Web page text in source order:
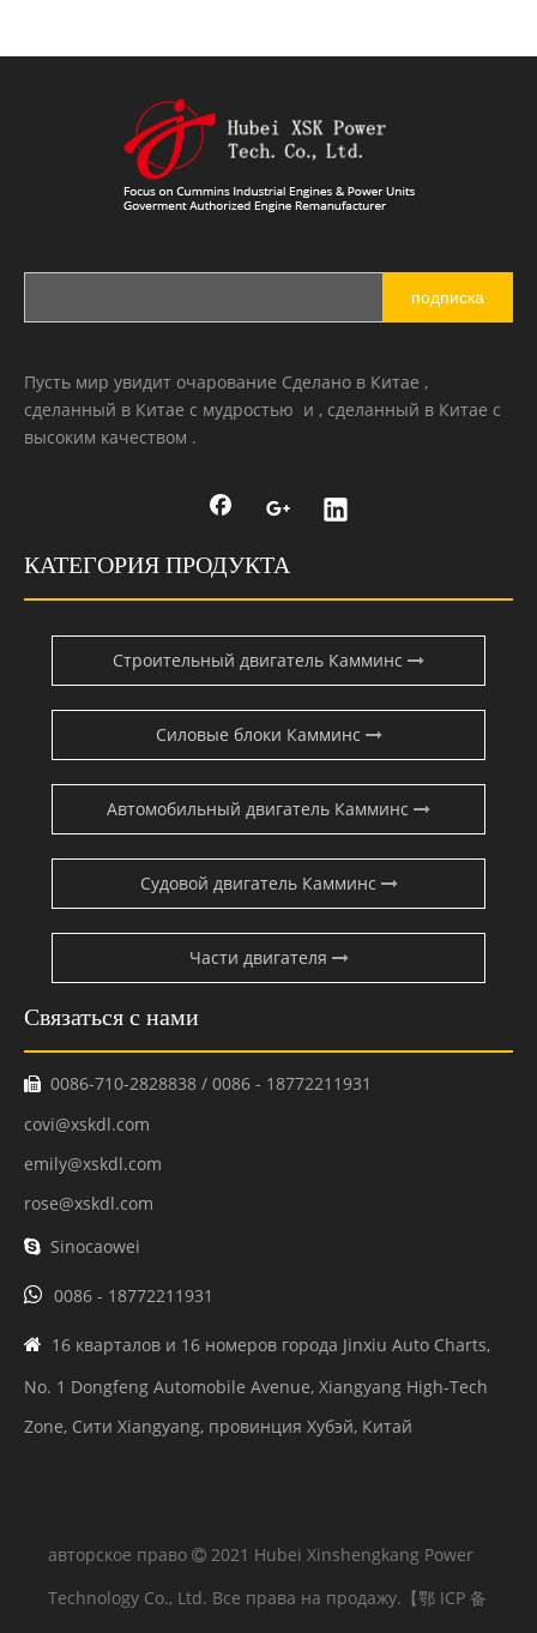
подписка
Пусть мир увидит очарование Сделано в Китае ,
сделанный в Китае с мудростью и , сделанный в Китае с
высоким качеством .
КАТЕГОРИЯ ПРОДУКТА
Строительный двигатель Камминс
Силовые блоки Камминс
Автомобильный двигатель Камминс
Судовой двигатель Камминс
Части двигателя
Связаться с нами
 0086-710-2828838 / 0086 - 18772211931
covi@xskdl.com
emily@xskdl.com
rose@xskdl.com
 Sinocaowei
 0086 - 18772211931
 16 кварталов и 16 номеров города Jinxiu Auto Charts,
No. 1 Dongfeng Automobile Avenue, Xiangyang High-Tech
Zone, Сити Xiangyang, провинция Хубэй, Китай
авторское право  2021 Hubei Xinshengkang Power
Technology Co., Ltd. Все права на продажу. 【鄂 ICP 备